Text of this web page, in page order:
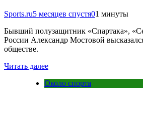
Sports.ru5 месяцев спустя01 минуты
Бывший полузащитник «Спартака»,
России Александр Мостовой
обществе.
Читать далее
Около спорта